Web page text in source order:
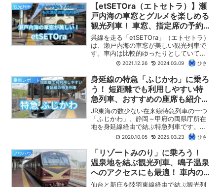
観光列車
【etSETOra（エトセトラ）】瀬
戸内海の車窓とグルメを楽しめる
観光列車！ 車窓、指定席の予約
方法、おすすめの座席を紹介！
（2024年版）
呉線を走る「etSETOra」（エトセトラ）
は、瀬戸内海の車窓が美しい観光列車で
す。車内は比較的ゆったりとしていて、
事前予約制の「瀬戸の小箱」やバーカウ
ンターなどグルメも充実！ 【ひさの乗り
鉄ブログ】では「etSETOra」の車窓とと
もに、きっぷ（指定席）の予約方法、お
すすめの座席、車窓の見どころを紹介し
ます。
2021.12.26 2024.03.09 ひさ
乗車レポート
身延線の特急「ふじかわ」に乗ろ
う！ 短距離でも利用しやすい特
急列車、おすすめの座席も紹介し
ます！（座席表あり）
JR東海の数少ない在来線特急列車の一つ
「ふじかわ」。静岡～甲府の両県庁所在
地を身延線経由で結ぶ特急列車です。今
回、下部温泉や身延山への観光に利用し
ましたので、乗車レポートをお届けしま
す。また、座席表、おすすめの座席や車
窓、お得なきっぷも紹介します。
2020.10.05 2025.03.23 ひさ
ノウハウ
「リゾートみのり」に乗ろう！
温泉地を結ぶ観光列車、鳴子温泉
へのアクセスにも最適！ 車内の
様子、予約方法、おすすめの座席
仙台と新庄を陸羽東線経由で結ぶ観光列